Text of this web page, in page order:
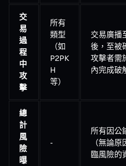
交
易
過
程
中
攻
擊
所有
類型
（如
P2PK
H
等）
交易廣播
後，至被
攻擊者需
內完成破
總
計
風
險
曝
-
所有因公
（無論
臨風險的